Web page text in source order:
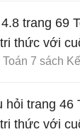
trang 69
thức với
Toán 7 sách
hỏi trang 46
thức với